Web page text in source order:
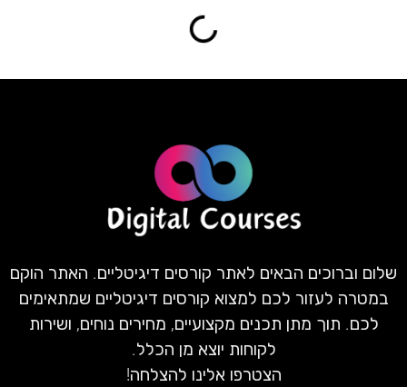
שלום וברוכים הבאים לאתר קורסים דיגיטליים. האתר הוקם
במטרה לעזור לכם למצוא קורסים דיגיטליים שמתאימים
לכם. תוך מתן תכנים מקצועיים, מחירים נוחים, ושירות
לקוחות יוצא מן הכלל.
הצטרפו אלינו להצלחה!